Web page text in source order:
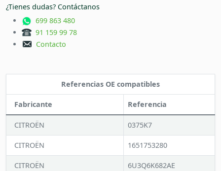
¿Tienes dudas? Contáctanos
699 863 480
91 159 99 78
Contacto
Referencias OE compatibles
Fabricante Referencia
CITROËN 0375K7
CITROËN 1651753280
CITROËN 6U3Q6K682AE